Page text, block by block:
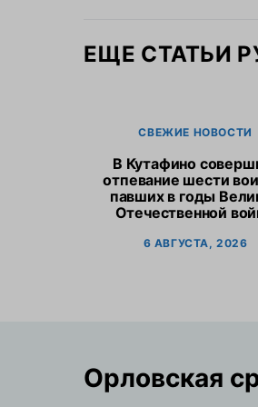
ЕЩЕ СТАТЬИ
СВЕЖИЕ НОВОСТИ
В Кутафино
отпевание шести
павших в годы
Отечественной
6 АВГУСТА, 2026
Орловская